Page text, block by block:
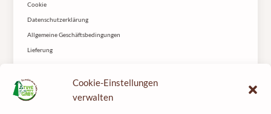
Cookie-Einstellungen
verwalten
Cookie
Datenschutzerklärung
Allgemeine Geschäftsbedingungen
Lieferung
Le Tuyé du Papy Gaby
2 rue les Coteys
25650 Gilley